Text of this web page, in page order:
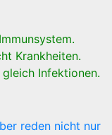
Krankheiten.
Infektionen.
reden nicht nur